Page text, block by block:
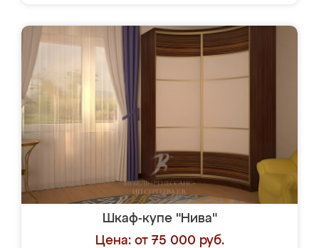
Шкаф-купе "Нива"
Цена: от 75 000 руб.